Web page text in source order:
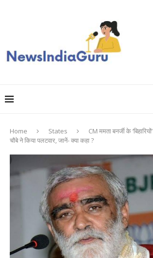
Home States
CM ममता बनर्जी के
चौबे ने किया पलटवार, जानें- क्या कहा ?